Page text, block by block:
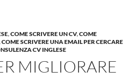
,COME SCRIVERE UN CV,COME
COME SCRIVERE UNA EMAIL PER CERCARE
CV INGLESE
MIGLIORARE